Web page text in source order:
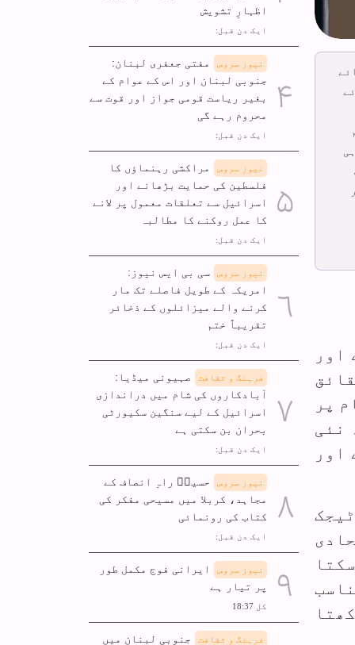
تباہی
اور
پر
نئی
اور
اظہارِ تشویش
ایک دن قبل:
نیوز سروس
مفتی جعفری لبنان:
جنوبی لبنان اور اس کے عوام کے
بغیر ریاست قومی جواز اور قوت سے
محروم رہے گی
ایک دن قبل:
نیوز سروس
مراکشی رہنماؤں کا
فلسطین کی حمایت بڑھانے اور
اسرائیل سے تعلقات معمول پر لانے
کا عمل روکنے کا مطالبہ
ایک دن قبل:
نیوز سروس
سی بی ایس نیوز:
امریکہ کے طویل فاصلے تک مار
کرنے والے میزائلوں کے ذخائر
تقریباً ختم
ایک دن قبل:
فرہنگ و ثقافت
صہیونی میڈیا:
آبادکاروں کی شام میں دراندازی
اسرائیل کے لیے سنگین سکیورٹی
بحران بن سکتی ہے
ایک دن قبل:
نیوز سروس
حسینؑ راہِ انصاف کے
مجاہد، کربلا میں مسیحی مفکر کی
کتاب کی رونمائی
ایک دن قبل:
نیوز سروس
ایرانی فوج مکمل طور
پر تیار ہے
کل 18:37
فرہنگ و ثقافت
جنوبی لبنان میں